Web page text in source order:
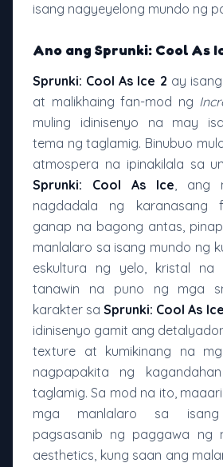
isang nagyeyelong mundo ng
Ano ang Sprunki: Cool As
Sprunki: Cool As Ice 2 ay
at malikhaing fan-mod ng
muling idinisenyo na may
tema ng taglamig. Binubuo
atmospera na ipinakilala sa
Sprunki: Cool As Ice, ang
nagdadala ng karanasang
ganap na bagong antas,
manlalaro sa isang mundo ng
eskultura ng yelo, kristal
tanawin na puno ng mga
karakter saSprunki: Cool As
idinisenyo gamit ang
texture at kumikinang na
nagpapakita ng
taglamig. Sa mod na ito,
mga manlalaro sa
pagsasanib ng paggawa ng
aesthetics, kung saan ang